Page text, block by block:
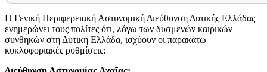
Η Γενική Περιφερειακή Αστυνομική Διεύθυνση Δυτικής Ελλάδας
ενημερώνει τους πολίτες ότι, λόγω των δυσμενών καιρικών
συνθηκών στη Δυτική Ελλάδα, ισχύουν οι παρακάτω
κυκλοφοριακές ρυθμίσεις: